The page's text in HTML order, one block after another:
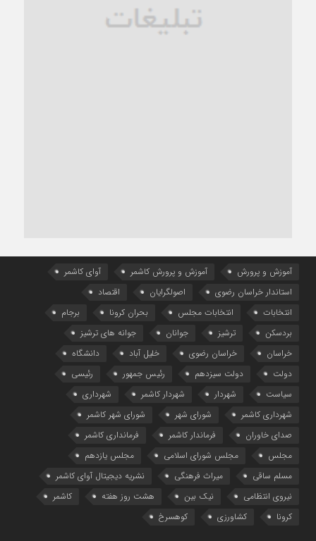
آموزش و پرورش آموزش و پرورش کاشمر
آوای کاشمر
استاندار خراسان رضوی
اصولگرایان
اقتصاد
انتخابات
انتخابات مجلس بحران کرونا
برجام
بردسکن
ترشیز جوانان
جوانه های ترشیز
خراسان
خراسان رضوی خلیل آباد
دانشگاه
دولت
دولت سیزدهم رئیس جمهور
رئیسی
سیاست
شهردار شهردار کاشمر
شهرداری
شهرداری کاشمر
شورای شهر
شورای شهر کاشمر
صدای خاوران
فرماندار کاشمر
فرمانداری کاشمر
مجلس
مجلس شورای اسلامی
مجلس یازدهم
مسلم ساقی
میراث فرهنگی
نشریه دیجیتال آوای کاشمر
نیروی انتظامی
نیک بین هشت روز هفته
کاشمر
کرونا
کشاورزی کوهسرخ